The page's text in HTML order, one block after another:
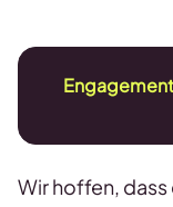
Wir hoffen, dass